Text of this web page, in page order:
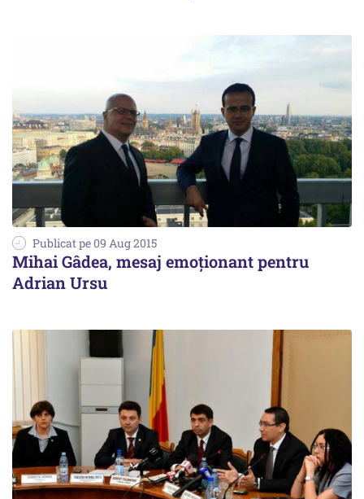
Publicat pe 09 Aug 2015
Mihai Gâdea, mesaj emoționant pentru
Adrian Ursu